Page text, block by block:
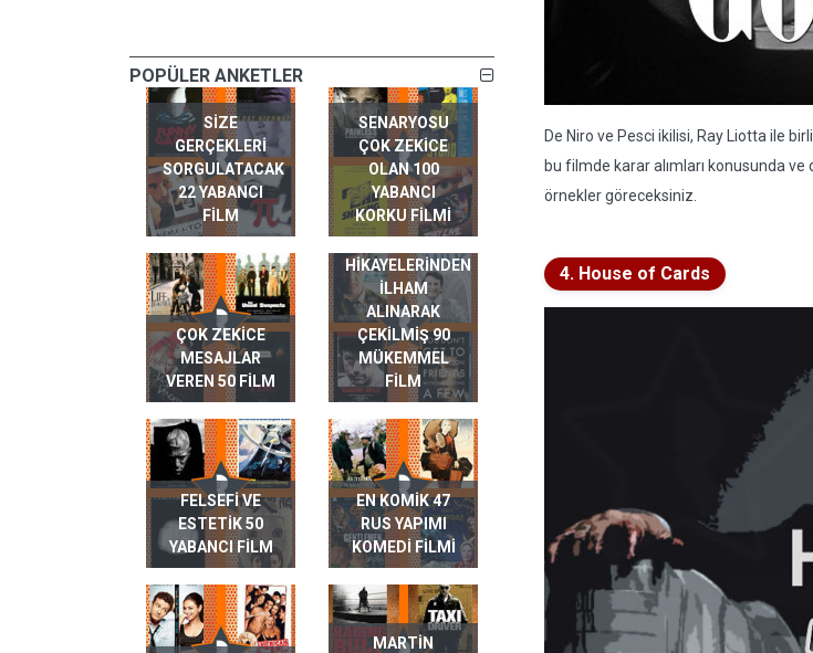
POPÜLER ANKETLER
SIZE
GERÇEKLERI
SORGULATACAK
22 YABANCI
FILM
SENARYOSU
ÇOK ZEKICE
OLAN 100
YABANCI
KORKU FILMI
ÇOK ZEKICE
MESAJLAR
VEREN 50 FILM
GERÇEK HAYAT
HIKAYELERINDEN
ILHAM
ALINARAK
ÇEKILMIŞ 90
MÜKEMMEL
FILM
FELSEFI VE
ESTETIK 50
YABANCI FILM
EN KOMIK 47
RUS YAPIMI
KOMEDI FILMI
MARTIN
De Niro ve Pesci ikilisi, Ray Liotta ile
bu filmde karar alımları konusunda ve
örnekler göreceksiniz.
4. House of Cards